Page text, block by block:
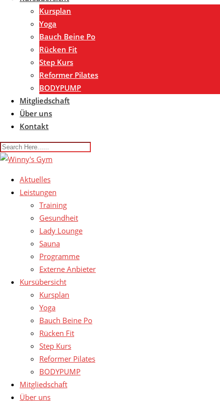
Kursplan
Yoga
Bauch Beine Po
Rücken Fit
Step Kurs
Reformer Pilates
BODYPUMP
Mitgliedschaft
Über uns
Kontakt
Aktuelles
Leistungen
Training
Gesundheit
Lady Lounge
Sauna
Programme
Externe Anbieter
Kursübersicht
Kursplan
Yoga
Bauch Beine Po
Rücken Fit
Step Kurs
Reformer Pilates
BODYPUMP
Mitgliedschaft
Über uns